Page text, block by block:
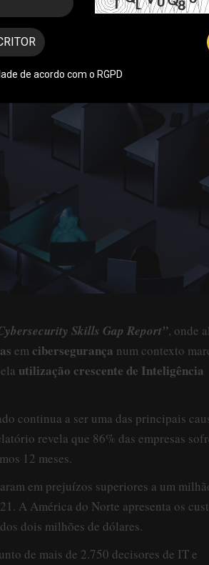
Skills Gap Report”, onde
em cibersegurança num contexto
utilização crescente de Inteligência
continua a ser uma das principais
revela que 86% das empresas
12 meses.
em prejuízos superiores a um
A América do Norte apresenta os
dois milhões de dólares.
de mais de 2.750 decisores de IT e
de acordo com o RGPD